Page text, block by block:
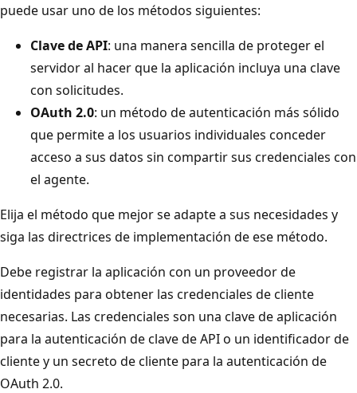
puede usar uno de los métodos siguientes:
Clave de API: una manera sencilla de proteger el
servidor al hacer que la aplicación incluya una clave
con solicitudes.
OAuth 2.0: un método de autenticación más sólido
que permite a los usuarios individuales conceder
acceso a sus datos sin compartir sus credenciales con
el agente.
Elija el método que mejor se adapte a sus necesidades y
siga las directrices de implementación de ese método.
Debe registrar la aplicación con un proveedor de
identidades para obtener las credenciales de cliente
necesarias. Las credenciales son una clave de aplicación
para la autenticación de clave de API o un identificador de
cliente y un secreto de cliente para la autenticación de
OAuth 2.0.